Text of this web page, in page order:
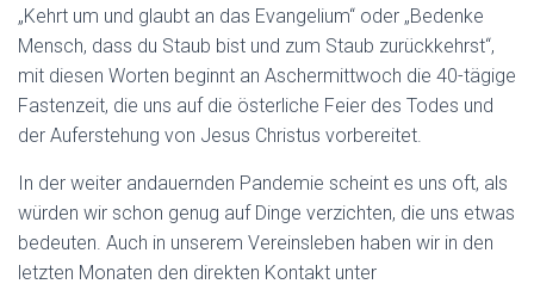
E
„Kehrt um und glaubt an das Evangelium“ oder „Bedenke
Mensch, dass du Staub bist und zum Staub zurückkehrst“,
mit diesen Worten beginnt an Aschermittwoch die 40-tägige
Fastenzeit, die uns auf die österliche Feier des Todes und
der Auferstehung von Jesus Christus vorbereitet.
In der weiter andauernden Pandemie scheint es uns oft, als
würden wir schon genug auf Dinge verzichten, die uns etwas
bedeuten. Auch in unserem Vereinsleben haben wir in den
letzten Monaten den direkten Kontakt unter